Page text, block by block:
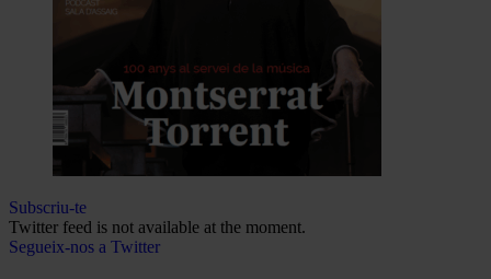
Subscriu-te
Twitter feed is not available at the moment.
Segueix-nos a Twitter